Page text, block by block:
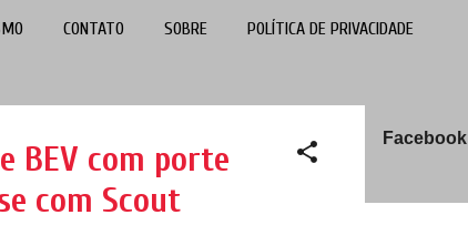
CONTATO SOBRE POLÍTICA DE PRIVACIDADE
Facebook
BEV com porte
com Scout